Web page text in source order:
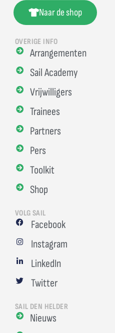
Naar de shop
OVERIGE INFO
Arrangementen
Sail Academy
Vrijwilligers
Trainees
Partners
Pers
Toolkit
Shop
VOLG SAIL
Facebook
Instagram
LinkedIn
Twitter
SAIL DEN HELDER
Nieuws